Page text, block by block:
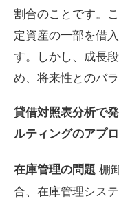
割合のことです。
定資産の一部を借
す。しかし、成長
め、将来性とのバ
貸借対照表分析で
ルティングのアプ
在庫管理の問題 棚
合、在庫管理シス